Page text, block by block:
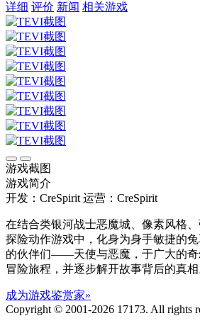
详细 评价 新闻 相关游戏
游戏截图
游戏简介
开发：CreSpirit 运营：CreSpirit
在结合类银河战士恶魔城、像素风格
探险动作游戏中，化身为身手敏捷的
的伙伴们——天使与恶魔，于广大的奇
冒险旅程，并逐步解开故事背后的真相
成为游戏鉴赏家»
Copyright © 2001-2026 17173. All rights